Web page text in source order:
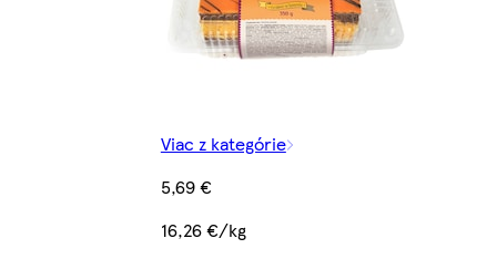
Viac z kategórie
5,69 €
16,26 €/kg